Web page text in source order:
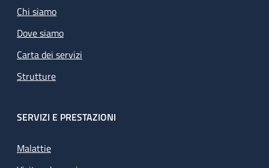
Chi siamo
Dove siamo
Carta dei servizi
Strutture
SERVIZI E PRESTAZIONI
Malattie